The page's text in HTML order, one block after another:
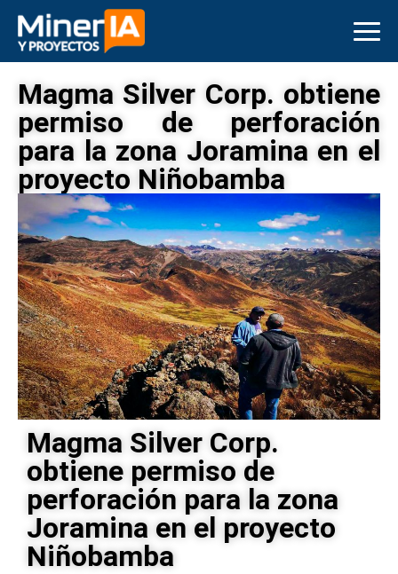
Magma Silver Corp. obtiene
permiso de perforación
para la zona Joramina en el
proyecto Niñobamba
Magma Silver Corp.
obtiene permiso de
perforación para la zona
Joramina en el proyecto
Niñobamba